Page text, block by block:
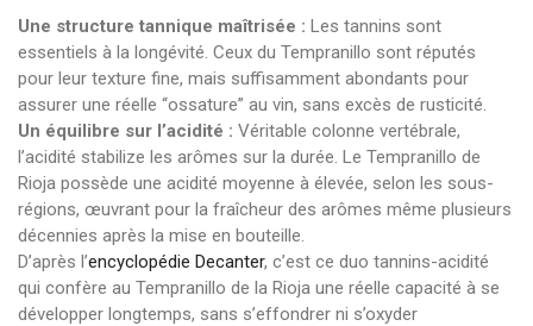
Une structure tannique maîtrisée : Les tannins sont
essentiels à la longévité. Ceux du Tempranillo sont réputés
pour leur texture fine, mais suffisamment abondants pour
assurer une réelle “ossature” au vin, sans excès de rusticité.
Un équilibre sur l’acidité : Véritable colonne vertébrale,
l’acidité stabilize les arômes sur la durée. Le Tempranillo de
Rioja possède une acidité moyenne à élevée, selon les sous-
régions, œuvrant pour la fraîcheur des arômes même plusieurs
décennies après la mise en bouteille.
D’après l’encyclopédie Decanter, c’est ce duo tannins-acidité
qui confère au Tempranillo de la Rioja une réelle capacité à se
développer longtemps, sans s’effondrer ni s’oxyder